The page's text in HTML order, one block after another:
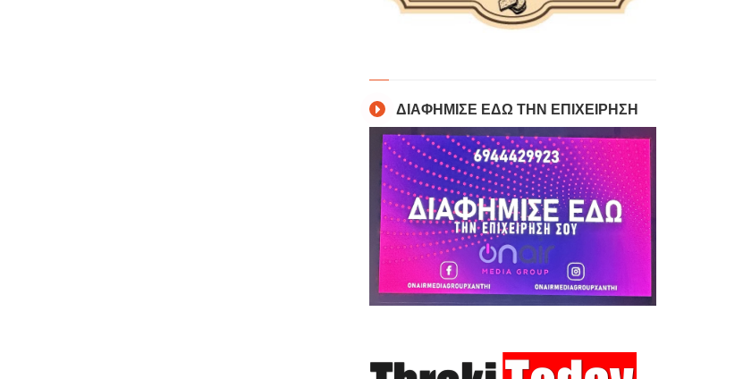
ΔΙΑΦΗΜΙΣΕ ΕΔΩ ΤΗΝ ΕΠΙΧΕΙΡΗΣΗ